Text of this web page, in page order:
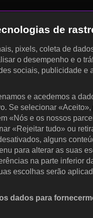
de
pixels, coleta de
o desempenho e o
sociais, publicidade e
e acedemos a
Se selecionar
«Nós e os nossos
«Rejeitar tudo» ou
alguns
para alterar as suas
na parte inferior
escolhas serão
dados para